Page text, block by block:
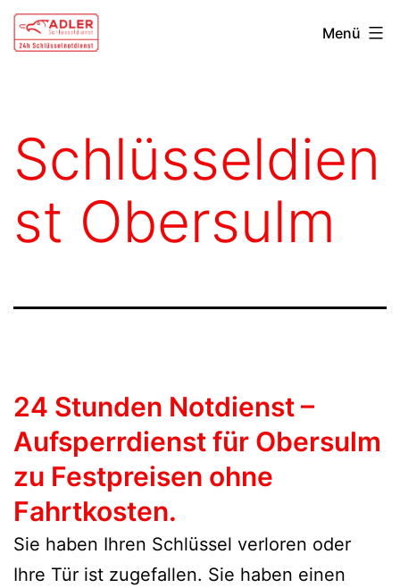
Zum
Inhalt
Schlüsseldienst
Menü
Schlüsseldien
st Obersulm
24 Stunden Notdienst –
Aufsperrdienst für Obersulm
zu Festpreisen ohne
Fahrtkosten.
Sie haben Ihren Schlüssel verloren oder
Ihre Tür ist zugefallen. Sie haben einen